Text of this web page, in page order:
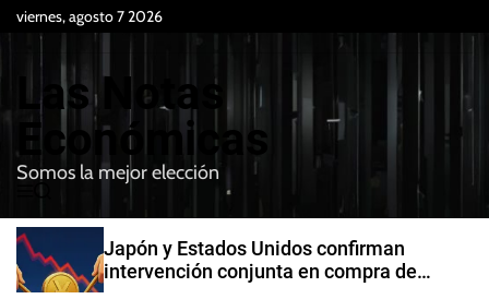
viernes, agosto 7 2026
Las Notas
Económicas
Somos la mejor elección
e
n
u
B
u
c
a
Japón y Estados Unidos confirman
intervención conjunta en compra de